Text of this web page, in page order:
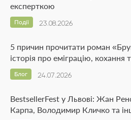
експерткою
23.08.2026
Події
5 причин прочитати роман
історія про еміграцію,
24.07.2026
Блог
BestsellerFest у Львові: Жан
Карпа, Володимир Кличко та